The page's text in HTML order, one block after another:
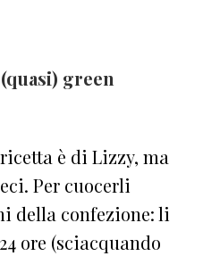
green
è di Lizzy, ma
Per cuocerli
della confezione: li
ore (sciacquando